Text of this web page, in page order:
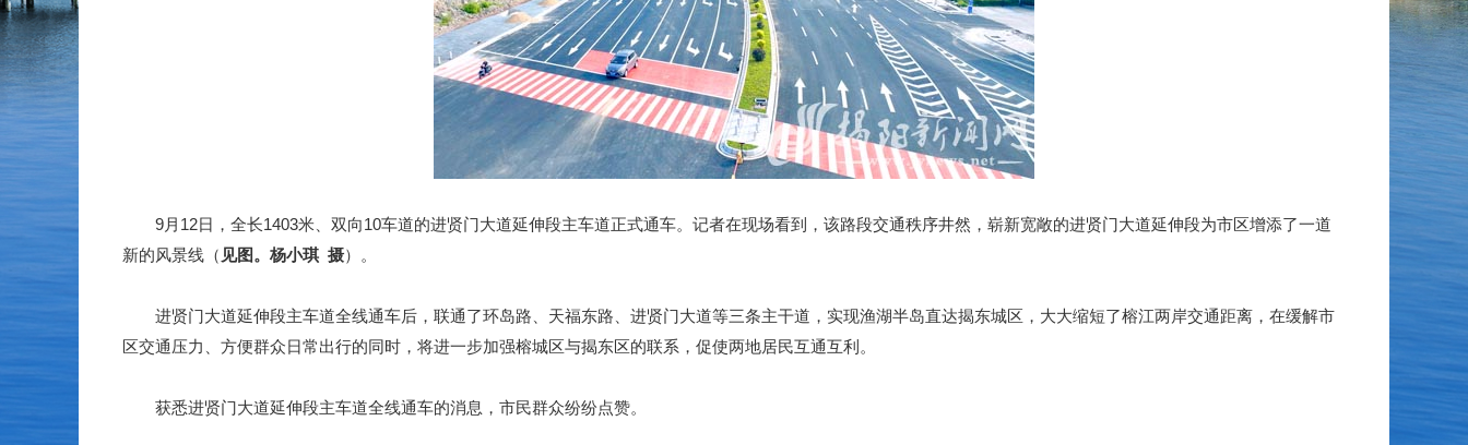
9月12日，全长1403米、双向10车道的进贤门大道延伸段主车道正式通车。记者在现场看到，该路段交通秩序井然，崭新宽敞的进贤门大道延伸段为市区增添了一道
新的风景线（ 见图。杨小琪 摄）。
进贤门大道延伸段主车道全线通车后，联通了环岛路、天福东路、进贤门大道等三条主干道，实现渔湖半岛直达揭东城区，大大缩短了榕江两岸交通距离，在缓解市
区交通压力、方便群众日常出行的同时，将进一步加强榕城区与揭东区的联系，促使两地居民互通互利。
获悉进贤门大道延伸段主车道全线通车的消息，市民群众纷纷点赞。